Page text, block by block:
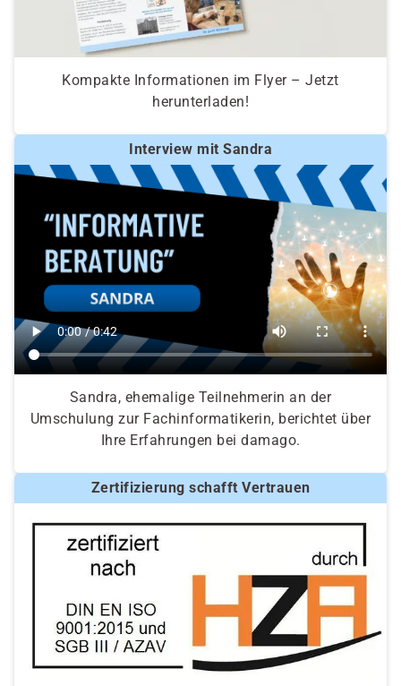
Kompakte Informationen im Flyer – Jetzt
herunterladen!
Interview mit Sandra
Sandra, ehemalige Teilnehmerin an der
Umschulung zur Fachinformatikerin, berichtet über
Ihre Erfahrungen bei damago.
Zertifizierung schafft Vertrauen